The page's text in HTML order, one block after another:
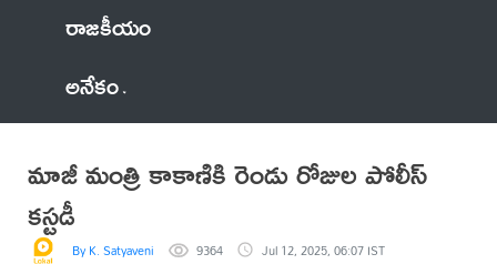
రాజకీయం
అనేకం
మాజీ మంత్రి కాకాణికి రెండు రోజుల పోలీస్
కస్టడీ
By K. Satyaveni 9364 Jul 12, 2025, 06:07 IST